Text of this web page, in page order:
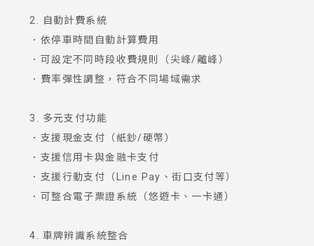
2. 自動計費系統
．依停車時間自動計算費用
．可設定不同時段收費規則（尖峰/離峰）
．費率彈性調整，符合不同場域需求
3. 多元支付功能
．支援現金支付（紙鈔/硬幣）
．支援信用卡與金融卡支付
．支援行動支付（Line Pay、街口支付等）
．可整合電子票證系統（悠遊卡、一卡通）
4. 車牌辨識系統整合